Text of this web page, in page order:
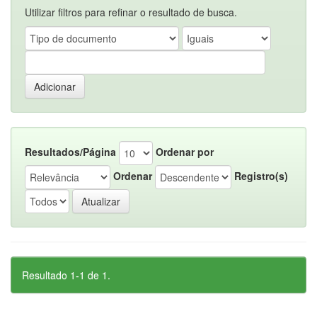
Utilizar filtros para refinar o resultado de busca.
Resultados/Página
Ordenar por
Ordenar
Registro(s)
Resultado 1-1 de 1.